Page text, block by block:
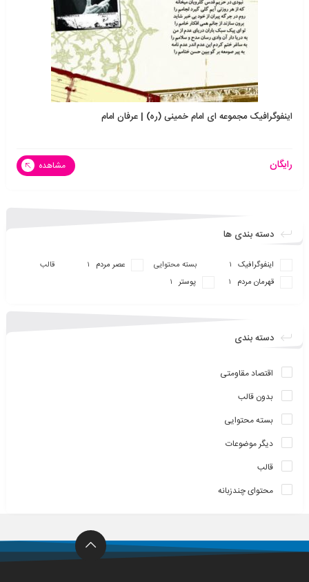
اینفوگرافیک مجموعه ای امام خمینی (ره) | عرفان امام
رایگان مشاهده
دسته بندی ها
اینفو‌گرافیک 1 بسته محتوایی عصر مردم 1
قالب
قهرمان مردم
1 پوستر 1
دسته بندی
اقتصاد مقاومتی
بدون قالب
بسته محتوایی
دیگر موضوعات
قالب
محتوای چندزبانه